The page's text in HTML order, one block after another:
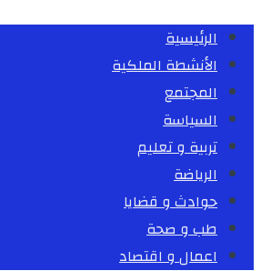
الرئيسية
الأنشطة الملكية
المجتمع
السياسة
تربية و تعليم
الرياضة
حوادث و قضايا
طب و صحة
اعمال و اقتصاد